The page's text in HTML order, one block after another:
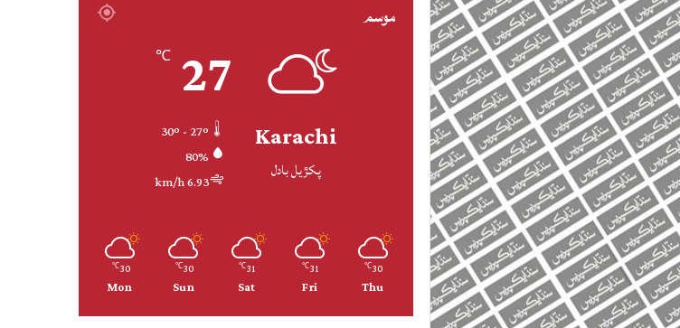
موسم
Karachi
پکڙيل بادل
27
℃
80%
6.93 km/h
30
℃
Thu
31
℃
Fri
31
℃
Sat
30
℃
Sun
30
℃
Mon